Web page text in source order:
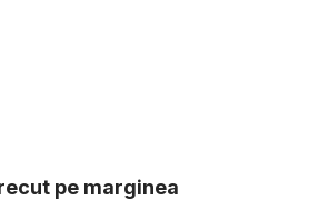
pe marginea